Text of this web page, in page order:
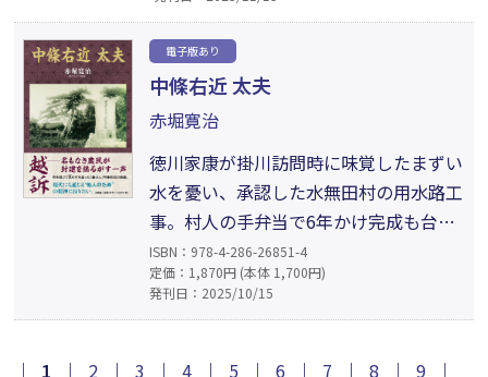
顔を立体的に浮かび上がらせる。「新
国家」という言葉に込められた志、
「新聞」や「大学」への関心に見られ
る先見性。手紙に残された龍馬の声
が、いまを生きる私たちに問いかけて
くる。
電子版あり
中條右近 太夫
赤堀寛治
徳川家康が掛川訪問時に味覚したまずい
水を憂い、承認した水無田村の用水路工
事。村人の手弁当で6年かけ完成も台風
で崩壊。藩の理不尽に挑んだ農民・右近
は、妻・花代の烈怒や息子・理平太の静
かな覚悟と村人の絆を支えに、郷村掟を
度の不条理と利他精神を、史実に基づい
ISBN：978-4-286-26851-4
定価：1,870円 (本体 1,700円)
発刊日：2025/10/15
｜ 1 ｜ 2 ｜ 3 ｜ 4 ｜ 5 ｜ 6 ｜ 7 ｜ 8 ｜ 9
｜